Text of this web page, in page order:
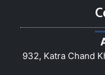
932, Katra Chand